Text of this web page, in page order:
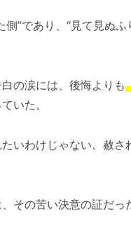
側”であり、“見て見ぬ
の涙には、後悔よりも
いた。
いわけじゃない。赦さ
その苦い決意の証だっ